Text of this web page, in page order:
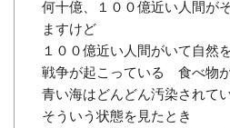
何十億、１００億近い人間が
ますけど
１００億近い人間がいて自然
戦争が起こっている 食べ物が
青い海はどんどん汚染されてい
そういう状態を見たとき